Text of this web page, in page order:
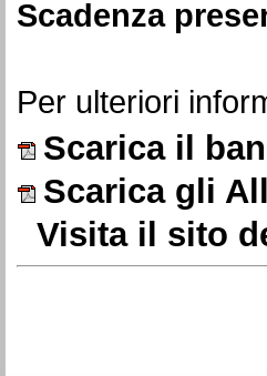
Scadenza
Per ulteriori
Scarica il
Scarica gli
Visita il sito